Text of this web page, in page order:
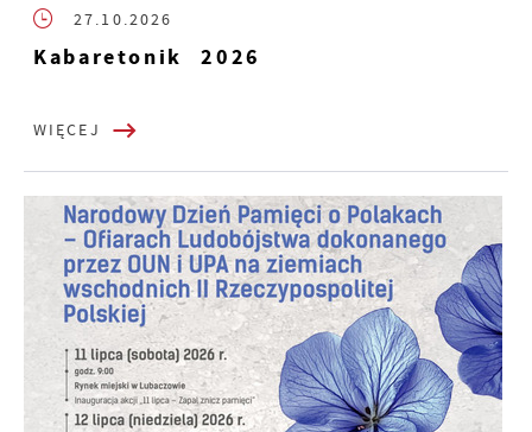
27.10.2026
Kabaretonik 2026
WIĘCEJ